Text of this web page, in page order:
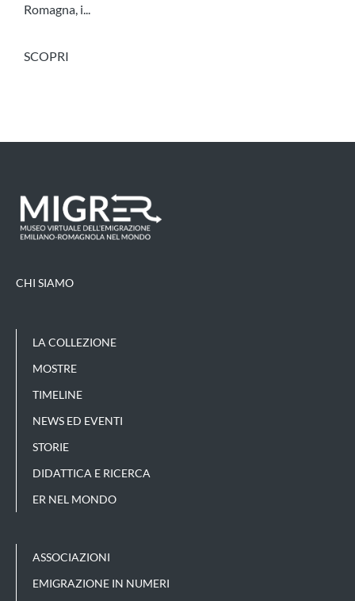
Romagna, i...
SCOPRI
CHI SIAMO
LA COLLEZIONE
MOSTRE
TIMELINE
NEWS ED EVENTI
STORIE
DIDATTICA E RICERCA
ER NEL MONDO
ASSOCIAZIONI
EMIGRAZIONE IN NUMERI